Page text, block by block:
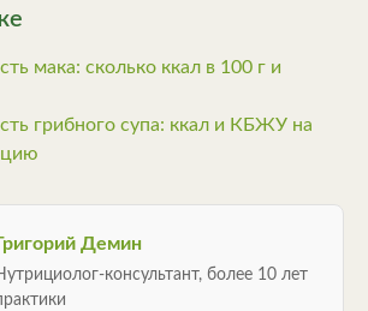
мака: сколько ккал в 100 г и
грибного супа: ккал и КБЖУ на
Демин
консультант, более 10 лет